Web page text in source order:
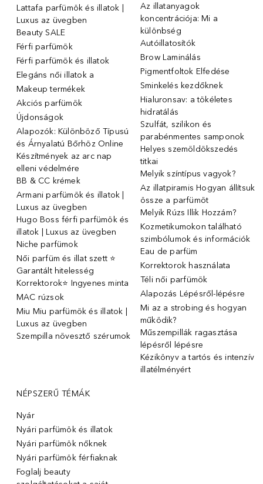
Lattafa parfümök és illatok |
Luxus az üvegben
Beauty SALE
Férfi parfümök
Férfi parfümök és illatok
Elegáns női illatok ️a
Makeup termékek
Akciós parfümök
Újdonságok
Alapozók: Különböző Típusú
és Árnyalatú Bőrhöz Online
Készítmények az arc nap
elleni védelmére
BB & CC krémek
Armani parfümök és illatok |
Luxus az üvegben
Hugo Boss férfi parfümök és
illatok | Luxus az üvegben
Niche parfümok
Női parfüm és illat szett ⭐
Garantált hitelesség
Korrektorok⭐ Ingyenes minta
MAC rúzsok
Miu Miu parfümök és illatok |
Luxus az üvegben
Szempilla növesztő szérumok
Az illatanyagok
koncentrációja: Mi a
különbség
Autóillatosítók
Brow Laminálás
Pigmentfoltok Elfedése
Sminkelés kezdőknek
Hialuronsav: a tökéletes
hidratálás
Szulfát, szilikon és
parabénmentes samponok
Helyes szemöldökszedés
titkai
Melyik színtípus vagyok?
Az illatpiramis Hogyan állítsuk
össze a parfümöt
Melyik Rúzs Illik Hozzám?
Kozmetikumokon található
szimbólumok és információk
Eau de parfüm
Korrektorok használata
Téli női parfümök
Alapozás Lépésről-lépésre
Mi az a strobing és hogyan
működik?
Műszempillák ragasztása
lépésről lépésre
Kézikönyv a tartós és intenzív
illatélményért
NÉPSZERŰ TÉMÁK
Nyár
Nyári parfümök és illatok
Nyári parfümök nőknek
Nyári parfümök férfiaknak
Foglalj beauty